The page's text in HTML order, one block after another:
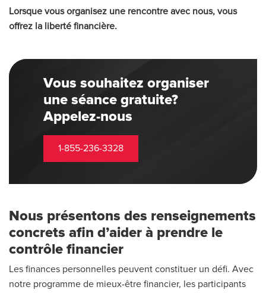
Lorsque vous organisez une rencontre avec nous, vous
offrez la liberté financière.
Vous souhaitez organiser
une séance gratuite?
Appelez-nous
1-855-236-3328
Nous présentons des renseignements
concrets afin d’aider à prendre le
contrôle financier
Les finances personnelles peuvent constituer un défi. Avec
notre programme de mieux-être financier, les participants